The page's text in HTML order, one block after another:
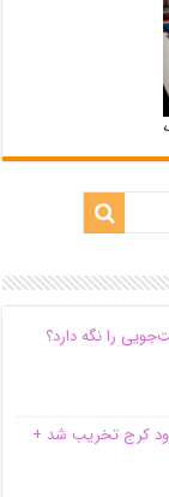
را نگه دارد؟
کرج تخریب شد +